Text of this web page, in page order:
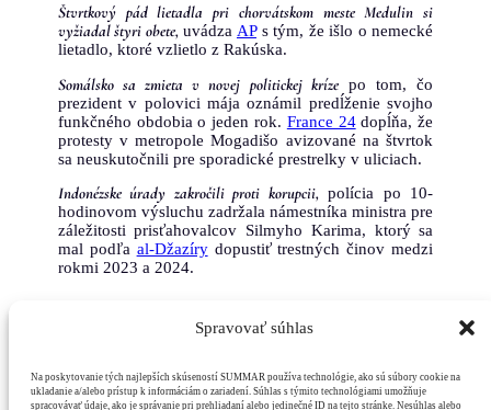
Spravovať súhlas
Na poskytovanie tých najlepších skúseností SUMMAR používa technológie, ako sú súbory cookie na
ukladanie a/alebo prístup k informáciám o zariadení. Súhlas s týmito technológiami umožňuje
spracovávať údaje, ako je správanie pri prehliadaní alebo jedinečné ID na tejto stránke. Nesúhlas alebo
Štvrtkový pád lietadla pri chorvátskom meste Medulin si
vyžiadal štyri obete, uvádza APs tým, že išlo o nemecké
lietadlo, ktoré vzlietlo z Rakúska.
Somálsko sa zmieta v novej politickej krízepo tom, čo
prezident v polovici mája oznámil predĺženie svojho
funkčného obdobia o jeden rok. France 24dopĺňa, že
protesty v metropole Mogadišo avizované na štvrtok
sa neuskutočnili pre sporadické prestrelky v uliciach.
Indonézske úrady zakročili proti korupcii,polícia po 10-
hodinovom výsluchu zadržala námestníka ministra pre
záležitosti prisťahovalcov Silmyho Karima, ktorý sa
mal podľa al-Džazírydopustiť trestných činov medzi
rokmi 2023 a 2024.